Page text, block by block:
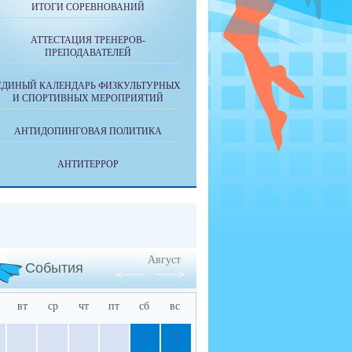
ИТОГИ СОРЕВНОВАНИЙ
АТТЕСТАЦИЯ ТРЕНЕРОВ-
ПРЕПОДАВАТЕЛЕЙ
КАЛЕНДАРЬ ФИЗКУЛЬТУРНЫХ
И СПОРТИВНЫХ МЕРОПРИЯТИЙ
АНТИДОПИНГОВАЯ ПОЛИТИКА
АНТИТЕРРОР
События
Август
вт ср чт пт сб вс
1 2